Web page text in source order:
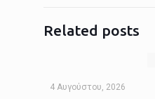
Related posts
4 Αυγούστου, 2026